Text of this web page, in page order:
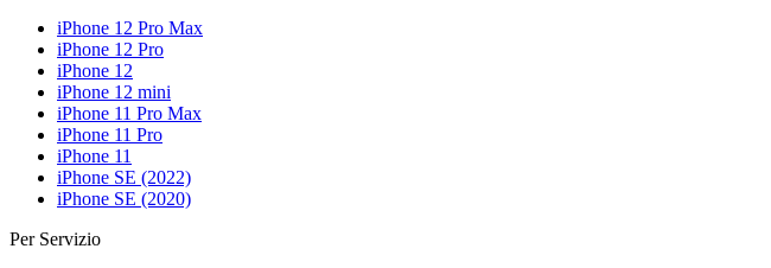
iPhone 12 Pro Max
iPhone 12 Pro
iPhone 12
iPhone 12 mini
iPhone 11 Pro Max
iPhone 11 Pro
iPhone 11
iPhone SE (2022)
iPhone SE (2020)
Per Servizio